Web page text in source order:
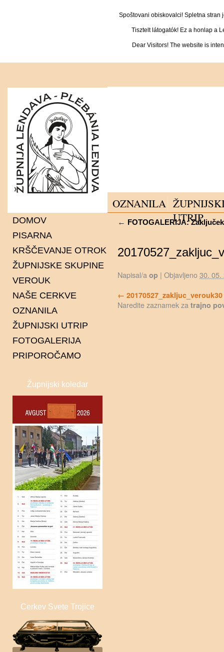
Spoštovani obiskovalci! Spletna
Tisztelt látogatók! Ez a honlap a
Dear Visitors! The website is
OZNANILA
UTRIP
DOMOV
PISARNA
KRŠČEVANJE OTROK
ŽUPNIJSKE SKUPINE
Karitas
Ministranti
Pevska skupina Spiritus
Gaudi
Pastoralni svet
VEROUK
NAŠE CERKVE
Čentiba
Dolina
Dolnji Lakoš
Gaberje
Kapca
Lendava
Petišovci
Pince
Sveta Trojica
OZNANILA
ŽUPNIJSKI UTRIP
FOTOGALERIJA
PRIPOROČAMO
Župnijski koledar
Cerkev Svete Trojice
← FOTOGALERIJA:
Napisal/a op | Objavljeno30. 05.
20170527_zakljuc_verouk30
Naredite zaznamek za trajno